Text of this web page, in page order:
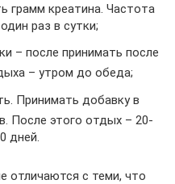
грамм креатина. Частота
раз в сутки;
– после принимать после
– утром до обеда;
Принимать добавку в
После этого отдых – 20-
дней.
отличаются с теми, что